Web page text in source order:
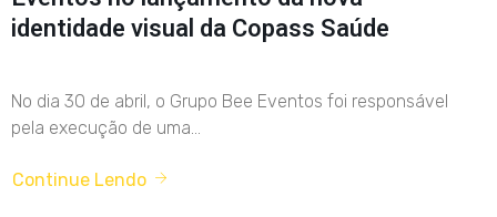
identidade visual da Copass Saúde
No dia 30 de abril, o Grupo Bee Eventos foi responsável
pela execução de uma...
Continue Lendo